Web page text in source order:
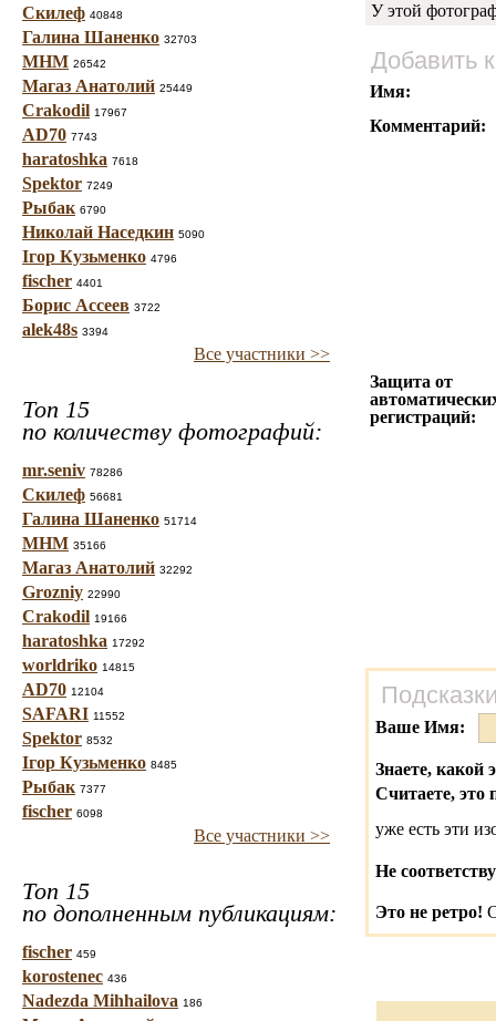
Скилеф 40848
Галина Шаненко 32703
МНМ 26542
Магаз Анатолий 25449
Crakodil 17967
AD70 7743
haratoshka 7618
Spektor 7249
Рыбак 6790
Николай Наседкин 5090
Ігор Кузьменко 4796
fischer 4401
Борис Ассеев 3722
alek48s 3394
Все участники >>
Топ 15
по количеству фотографий:
mr.seniv 78286
Скилеф 56681
Галина Шаненко 51714
МНМ 35166
Магаз Анатолий 32292
Grozniy 22990
Crakodil 19166
haratoshka 17292
worldriko 14815
AD70 12104
SAFARI 11552
Spektor 8532
Ігор Кузьменко 8485
Рыбак 7377
fischer 6098
Все участники >>
Топ 15
по дополненным публикациям:
fischer 459
korostenec 436
Nadezda Mihhailova 186
У этой
Добавить
Имя:
Комментарий:
Защита от
регистраций:
Ваше Имя:
Знаете, какой
Считаете, это
уже есть эти
Не
Это не ретро!